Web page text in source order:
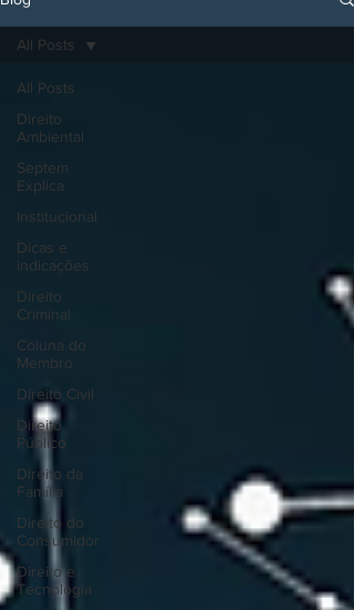
All Posts
Direito
Ambiental
Septem
Explica
Institucional
Dicas e
indicações
Direito
Criminal
Coluna do
Membro
Direito Civil
Direito
Público
Direito da
Família
Direito do
Consumidor
Direito e
Tecnologia
All Posts